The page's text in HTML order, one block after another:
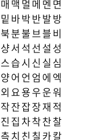
매 맥 멀 메 멘 면
밑 바박반발방
북분불브블비
샹서 석 선 설 성
스습시 신 실 심
양어 언 엄 에 엑
외 요용우운워
작잔잡장재 적
진 집 차착찬찰
측치 친 칠 카칼